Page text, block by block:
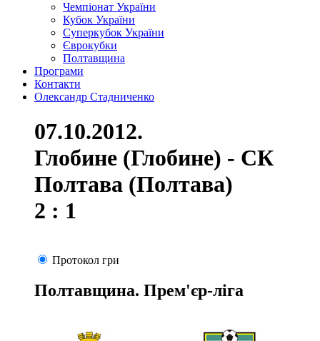
Чемпіонат України
Кубок України
Суперкубок України
Єврокубки
Полтавщина
Програми
Контакти
Олександр Стадниченко
07.10.2012.
Глобине (Глобине) - СК
Полтава (Полтава)
2 : 1
Протокол гри
Полтавщина. Прем'єр-ліга